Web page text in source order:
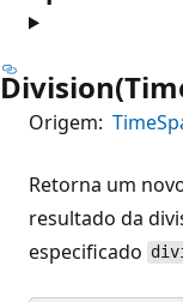
Origem:
Retorna um
resultado da
especificado